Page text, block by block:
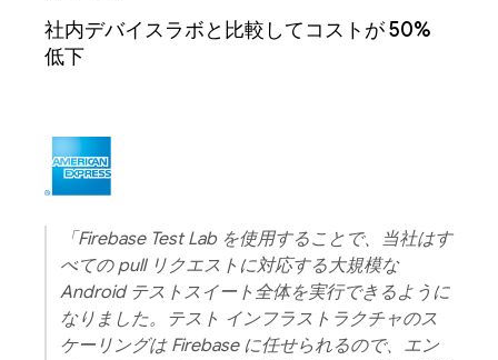
社内デバイスラボと比較してコストが 50%
低下
「Firebase Test Lab を使用することで、当社はす
べての pull リクエストに対応する大規模な
Android テストスイート全体を実行できるように
なりました。テスト インフラストラクチャのス
ケーリングは Firebase に任せられるので、エン